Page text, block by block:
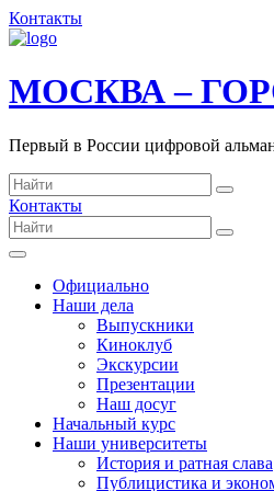
Контакты
МОСКВА –
Первый в России цифровой
Контакты
Официально
Наши дела
Выпускники
Киноклуб
Экскурсии
Презентации
Наш досуг
Начальный курс
Наши университеты
История и ратная слава
Публицистика и